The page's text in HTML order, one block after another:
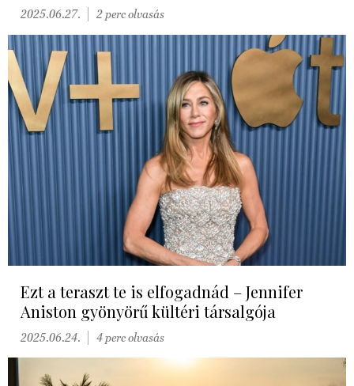
2025.06.27. 2 perc olvasás
Ezt a teraszt te is elfogadnád – Jennifer
Aniston gyönyörű kültéri társalgója
2025.06.24. 4 perc olvasás